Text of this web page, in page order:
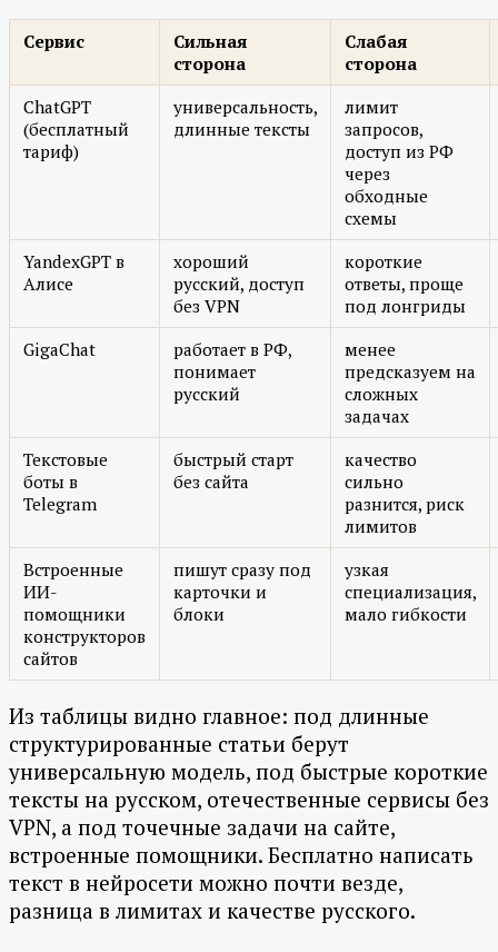
Сервис
Сильная
сторона
Слабая
сторона
ChatGPT
(бесплатный
тариф)
универсальность,
длинные тексты
лимит
запросов,
доступ из РФ
через
обходные
схемы
YandexGPT в
Алисе
хороший
русский, доступ
без VPN
короткие
ответы, проще
под лонгриды
GigaChat
работает в РФ,
понимает
русский
менее
предсказуем на
сложных
задачах
Текстовые
боты в
Telegram
быстрый старт
без сайта
качество
сильно
разнится, риск
лимитов
Встроенные
ИИ-
помощники
конструкторов
сайтов
пишут сразу под
карточки и
блоки
узкая
специализация,
мало гибкости
Из таблицы видно главное: под длинные
структурированные статьи берут
универсальную модель, под быстрые короткие
тексты на русском, отечественные сервисы без
VPN, а под точечные задачи на сайте,
встроенные помощники. Бесплатно написать
текст в нейросети можно почти везде,
разница в лимитах и качестве русского.